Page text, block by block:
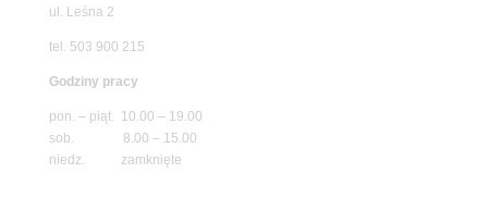
ul. Leśna 2
tel. 503 900 215
Godziny pracy
pon. – piąt. 10.00 – 19.00
sob. 8.00 – 15.00
niedz. zamknięte